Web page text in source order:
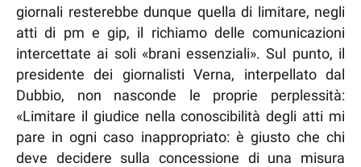
giornali resterebbe dunque quella di limitare, negli
atti di pm e gip, il richiamo delle comunicazioni
intercettate ai soli «brani essenziali». Sul punto, il
presidente dei giornalisti Verna, interpellato dal
Dubbio, non nasconde le proprie perplessità:
«Limitare il giudice nella conoscibilità degli atti mi
pare in ogni caso inappropriato: è giusto che chi
deve decidere sulla concessione di una misura